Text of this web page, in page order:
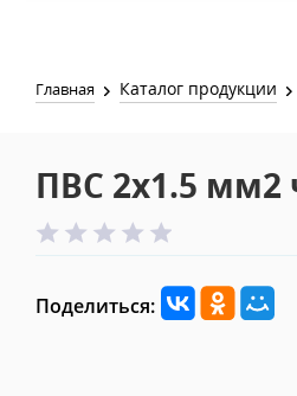
Главная Каталог продукции
ПВС 2х1.5 мм2
Поделиться: